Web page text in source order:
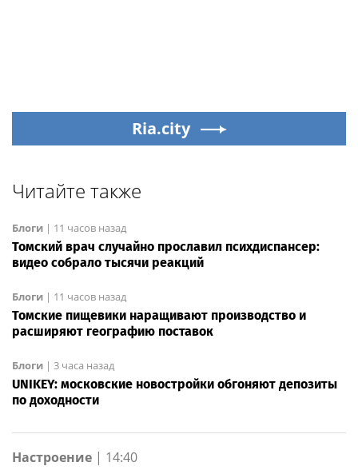
Ria.city
Читайте также
Блоги | 11 часов назад
Томский врач случайно прославил психдиспансер:
видео собрало тысячи реакций
Блоги | 11 часов назад
Томские пищевики наращивают производство и
расширяют географию поставок
Блоги | 3 часа назад
UNIKEY: московские новостройки обгоняют депозиты
по доходности
Настроение | 14:40